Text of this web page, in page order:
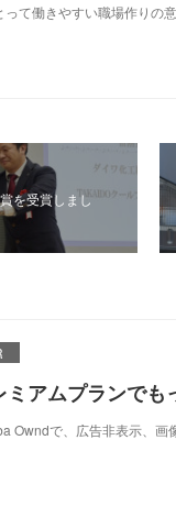
て働きやすい職場作りの
を受賞しまし
ミアムプランでも
Owndで、広告非表示、画